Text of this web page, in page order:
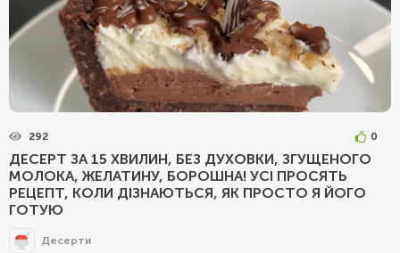
292 0
ДЕСЕРТ ЗА 15 ХВИЛИН, БЕЗ ДУХОВКИ, ЗГУЩЕНОГО
МОЛОКА, ЖЕЛАТИНУ, БОРОШНА! УСІ ПРОСЯТЬ
РЕЦЕПТ, КОЛИ ДІЗНАЮТЬСЯ, ЯК ПРОСТО Я ЙОГО
ГОТУЮ
Десерти